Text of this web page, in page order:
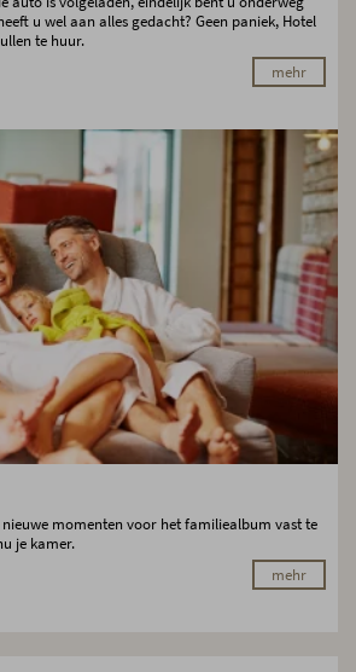
u wel aan alles gedacht? Geen paniek, Hotel
te huur.
mehr
momenten voor het familiealbum vast te
je kamer.
mehr